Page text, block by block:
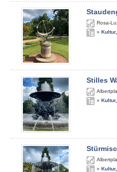
Rosa-
»
Stilles
»
»